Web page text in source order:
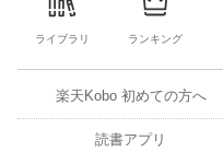
ライブラリ ランキング
楽天Kobo 初めての方へ
読書アプリ